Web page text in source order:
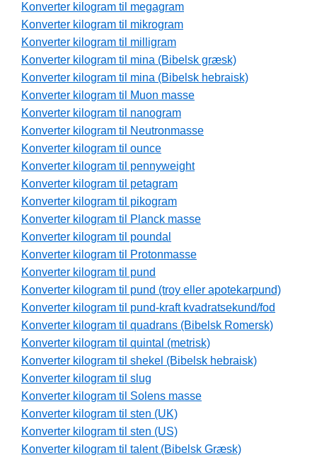
Konverter kilogram til megagram
Konverter kilogram til mikrogram
Konverter kilogram til milligram
Konverter kilogram til mina (Bibelsk græsk)
Konverter kilogram til mina (Bibelsk hebraisk)
Konverter kilogram til Muon masse
Konverter kilogram til nanogram
Konverter kilogram til Neutronmasse
Konverter kilogram til ounce
Konverter kilogram til pennyweight
Konverter kilogram til petagram
Konverter kilogram til pikogram
Konverter kilogram til Planck masse
Konverter kilogram til poundal
Konverter kilogram til Protonmasse
Konverter kilogram til pund
Konverter kilogram til pund (troy eller apotekarpund)
Konverter kilogram til pund-kraft kvadratsekund/fod
Konverter kilogram til quadrans (Bibelsk Romersk)
Konverter kilogram til quintal (metrisk)
Konverter kilogram til shekel (Bibelsk hebraisk)
Konverter kilogram til slug
Konverter kilogram til Solens masse
Konverter kilogram til sten (UK)
Konverter kilogram til sten (US)
Konverter kilogram til talent (Bibelsk Græsk)